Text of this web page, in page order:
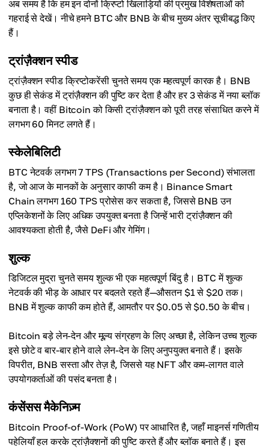
अब समय है कि हम इन दोनों क्रिप्टो खिलाड़ियों की प्रमुख विशेषताओं को
गहराई से देखें। नीचे हमने BTC और BNB के बीच मुख्य अंतर सूचीबद्ध किए
हैं।
ट्रांज़ैक्शन स्पीड
ट्रांज़ैक्शन स्पीड क्रिप्टोकरेंसी चुनते समय एक महत्वपूर्ण कारक है। BNB
कुछ ही सेकंड में ट्रांज़ैक्शन की पुष्टि कर देता है और हर 3 सेकंड में नया ब्लॉक
बनाता है। वहीं Bitcoin को किसी ट्रांज़ैक्शन को पूरी तरह संसाधित करने में
लगभग 60 मिनट लगते हैं।
स्केलेबिलिटी
BTC नेटवर्क लगभग 7 TPS (Transactions per Second) संभालता
है, जो आज के मानकों के अनुसार काफी कम है। Binance Smart
Chain लगभग 160 TPS प्रोसेस कर सकता है, जिससे BNB उन
एप्लिकेशनों के लिए अधिक उपयुक्त बनता है जिन्हें भारी ट्रांज़ैक्शन की
आवश्यकता होती है, जैसे DeFi और गेमिंग।
शुल्क
डिजिटल मुद्रा चुनते समय शुल्क भी एक महत्वपूर्ण बिंदु है। BTC में शुल्क
नेटवर्क की भीड़ के आधार पर बदलते रहते हैं—औसतन $1 से $20 तक।
BNB में शुल्क काफी कम होते हैं, आमतौर पर $0.05 से $0.50 के बीच।
Bitcoin बड़े लेन-देन और मूल्य संग्रहण के लिए अच्छा है, लेकिन उच्च शुल्क
इसे छोटे व बार-बार होने वाले लेन-देन के लिए अनुपयुक्त बनाते हैं। इसके
विपरीत, BNB सस्ता और तेज़ है, जिससे यह NFT और कम-लागत वाले
उपयोगकर्ताओं की पसंद बनता है।
कंसेंसस मैकेनिज़्म
Bitcoin Proof-of-Work (PoW) पर आधारित है, जहाँ माइनर्स गणितीय
पहेलियाँ हल करके ट्रांज़ैक्शनों की पुष्टि करते हैं और ब्लॉक बनाते हैं। इस